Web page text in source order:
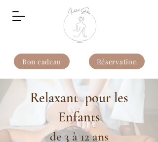
Réservation
Bon cadeau
Relaxant pour les
Enfants
de 3 à 12 ans